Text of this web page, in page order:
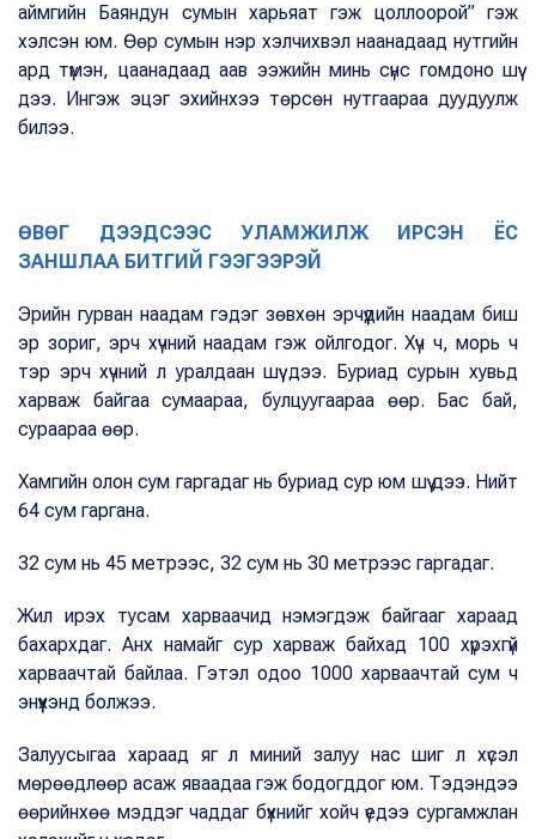
аймгийн Баяндун сумын харьяат гэж цоллоорой” гэж
хэлсэн юм. Өөр сумын нэр хэлчихвэл наанадаад нутгийн
ард түмэн, цаанадаад аав ээжийн минь сүнс гомдоно шүү
дээ. Ингэж эцэг эхийнхээ төрсөн нутгаараа дуудуулж
билээ.
ӨВӨГ ДЭЭДСЭЭС УЛАМЖИЛЖ ИРСЭН ЁС
ЗАНШЛАА БИТГИЙ ГЭЭГЭЭРЭЙ
Эрийн гурван наадам гэдэг зөвхөн эрчүүдийн наадам биш
эр зориг, эрч хүчний наадам гэж ойлгодог. Хүч ч, морь ч
тэр эрч хүчний л уралдаан шүү дээ. Буриад сурын хувьд
харваж байгаа сумаараа, булцуугаараа өөр. Бас бай,
сураараа өөр.
Хамгийн олон сум гаргадаг нь буриад сур юм шүү дээ. Нийт
64 сум гаргана.
32 сум нь 45 метрээс, 32 сум нь 30 метрээс гаргадаг.
Жил ирэх тусам харваачид нэмэгдэж байгааг хараад
бахархдаг. Анх намайг сур харваж байхад 100 хүрэхгүй
харваачтай байлаа. Гэтэл одоо 1000 харваачтай сум ч
энүүхэнд болжээ.
Залуусыгаа хараад яг л миний залуу нас шиг л хүсэл
мөрөөдлөөр асаж яваадаа гэж бодогддог юм. Тэдэндээ
өөрийнхөө мэддэг чаддаг бүхнийг хойч үедээ сургамжлан